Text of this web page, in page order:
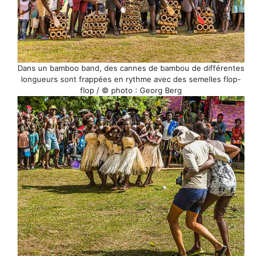
Dans un bamboo band, des cannes de bambou de différentes
longueurs sont frappées en rythme avec des semelles flop-
flop / © photo : Georg Berg